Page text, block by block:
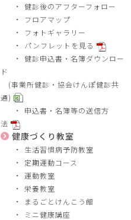
健診後のアフターフォロー
フロアマップ
フォトギャラリー
パンフレットを見る
健診申込書・名簿ダウンロー
ド
(事業所健診・協会けんぽ健診共
通)
申込書・名簿等の送信方
法
健康づくり教室
生活習慣病予防教室
定期運動コース
運動教室
栄養教室
まるごとけんこう館
ミニ健康講座